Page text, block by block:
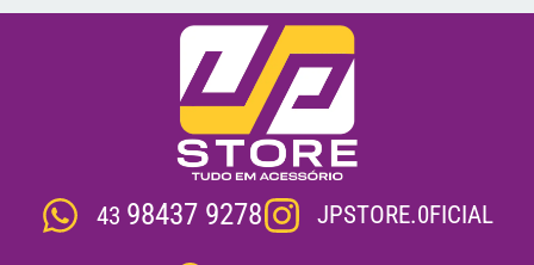
43 98437 9278 JPSTORE.0FICIAL